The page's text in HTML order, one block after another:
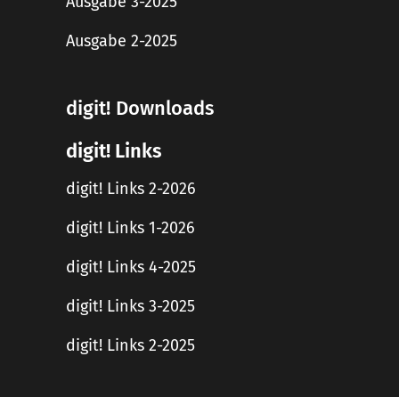
Ausgabe 2-2025
digit! Downloads
digit! Links
digit! Links 2-2026
digit! Links 1-2026
digit! Links 4-2025
digit! Links 3-2025
digit! Links 2-2025